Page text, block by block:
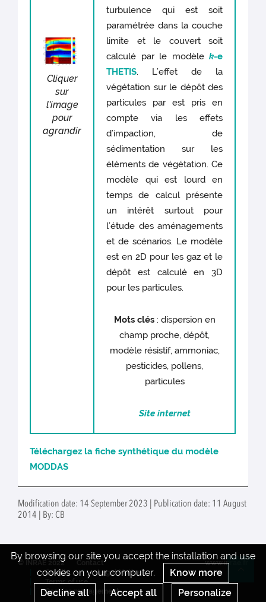
Cliquer
sur
l'image
pour
agrandir
turbulence qui est soit
paramétrée dans la couche
limite et le couvert soit
calculé par le modèlek-e
THETIS. L’effet de la
végétation sur le dépôt des
particules par est pris en
compte via les effets
d’impaction, de
sédimentation sur les
éléments de végétation. Ce
modèle qui est lourd en
temps de calcul présente
un intérêt surtout pour
l’étude des aménagements
et de scénarios. Le modèle
est en 2D pour les gaz et le
dépôt est calculé en 3D
pour les particules.
Mots clés: dispersion en
champ proche, dépôt,
modèle résistif, ammoniac,
pesticides, pollens,
particules
Site internet
Téléchargez la fiche synthétique du modèle
MODDAS
Modification date: 14 September 2023 | Publication date: 11 August
2014 | By: CB
By browsing our site you accept the installation and use
cookies on your computer.
Know more
Decline all
Accept all Personalize
© INRAE 2022
Credits
Legal Notices
Terms of use
Cookies management
www.inrae.fr